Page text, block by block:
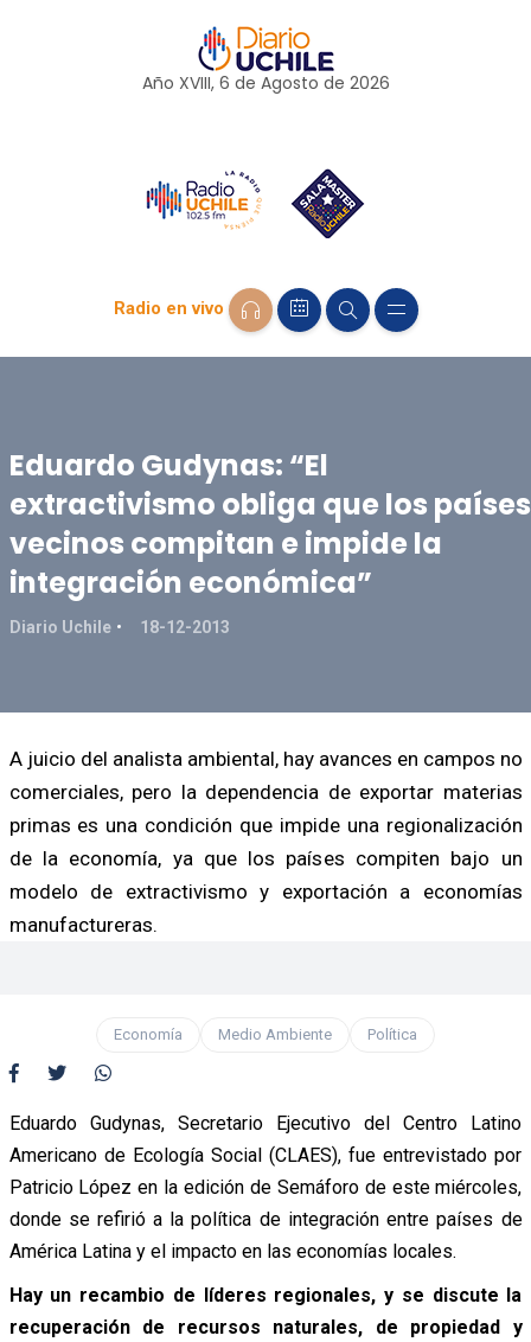
Año XVIII, 6 de Agosto de 2026
Radio en vivo
Eduardo Gudynas: “El
extractivismo obliga que los países
vecinos compitan e impide la
integración económica”
Diario Uchile 18-12-2013
A juicio del analista ambiental, hay avances en campos no
comerciales, pero la dependencia de exportar materias
primas es una condición que impide una regionalización
de la economía, ya que los países compiten bajo un
modelo de extractivismo y exportación a economías
manufactureras.
Economía Medio Ambiente Política
Eduardo Gudynas, Secretario Ejecutivo del Centro Latino
Americano de Ecología Social (CLAES), fue entrevistado por
Patricio López en la edición de Semáforo de este miércoles,
donde se refirió a la política de integración entre países de
América Latina y el impacto en las economías locales.
Hay un recambio de líderes regionales, y se discute la
recuperación de recursos naturales, de propiedad y